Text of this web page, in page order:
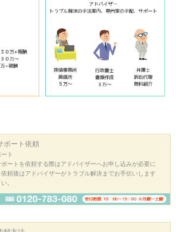
ポート依頼
ト
ポートを依頼する際はアドバイザーへお申し込みが必要に
頼後はアドバイザーがトラブル解決までお手伝いします
。